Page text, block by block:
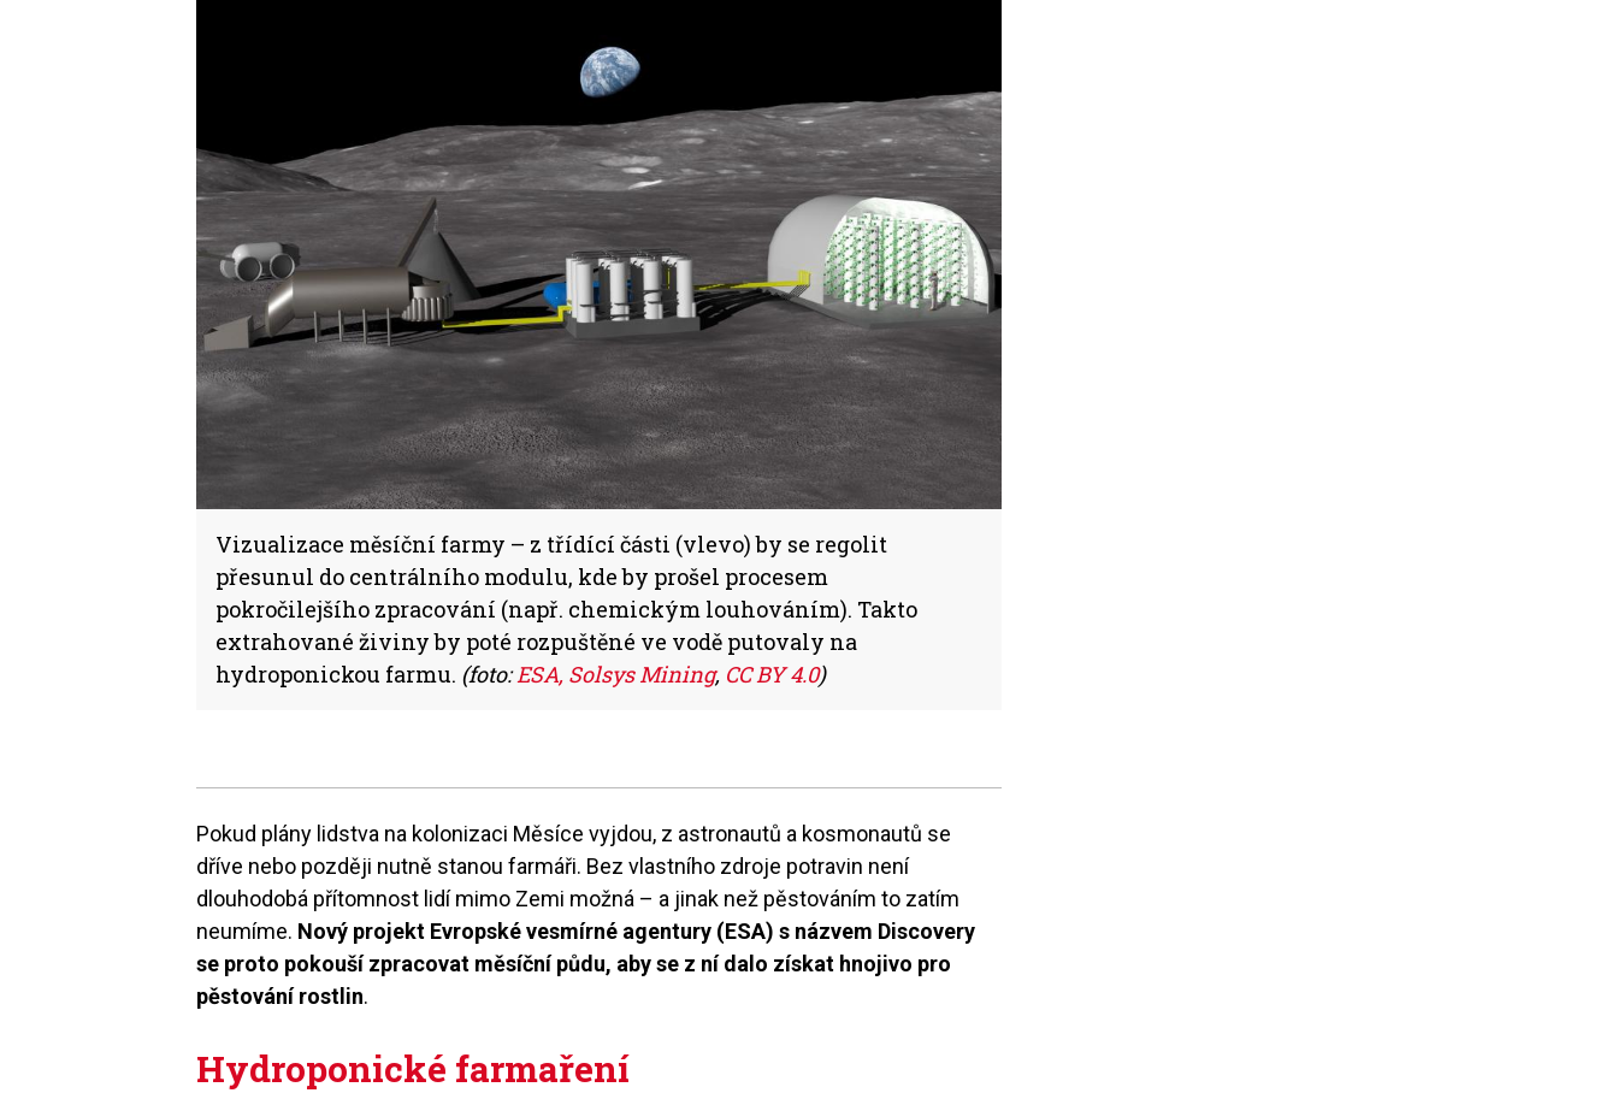
Vizualizace měsíční farmy – z třídící části (vlevo) by se regolit
přesunul do centrálního modulu, kde by prošel procesem
pokročilejšího zpracování (např. chemickým louhováním). Takto
extrahované živiny by poté rozpuštěné ve vodě putovaly na
hydroponickou farmu. (foto:ESA, Solsys Mining, CC BY 4.0)
Pokud plány lidstva na kolonizaci Měsíce vyjdou, z astronautů a kosmonautů se
dříve nebo později nutně stanou farmáři. Bez vlastního zdroje potravin není
dlouhodobá přítomnost lidí mimo Zemi možná – a jinak než pěstováním to zatím
neumíme. Nový projekt Evropské vesmírné agentury (ESA) s názvem Discovery
se proto pokouší zpracovat měsíční půdu, aby se z ní dalo získat hnojivo pro
pěstování rostlin.
Hydroponické farmaření